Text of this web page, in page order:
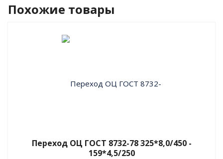
Похожие товары
Переход ОЦ ГОСТ 8732-78 325*8,0/450 -
159*4,5/250